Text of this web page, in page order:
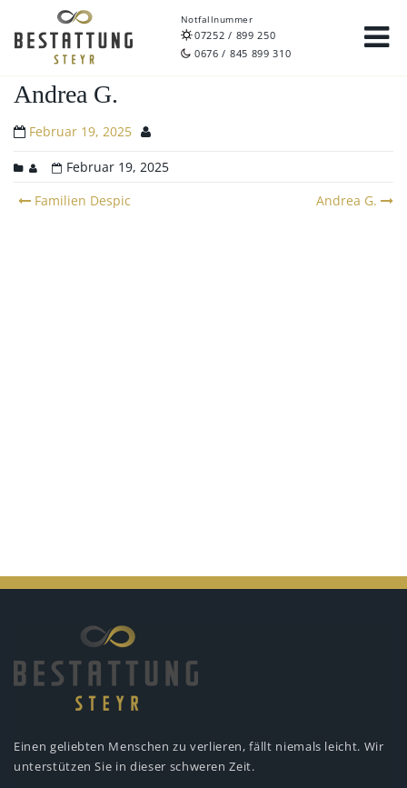
Notfallnummer
07252 / 899 250
0676 / 845 899 310
Andrea G.
Februar 19, 2025
Februar 19, 2025
Post
Familien Despic Andrea G.
Einen geliebten Menschen zu verlieren, fällt niemals leicht. Wir
unterstützen Sie in dieser schweren Zeit.